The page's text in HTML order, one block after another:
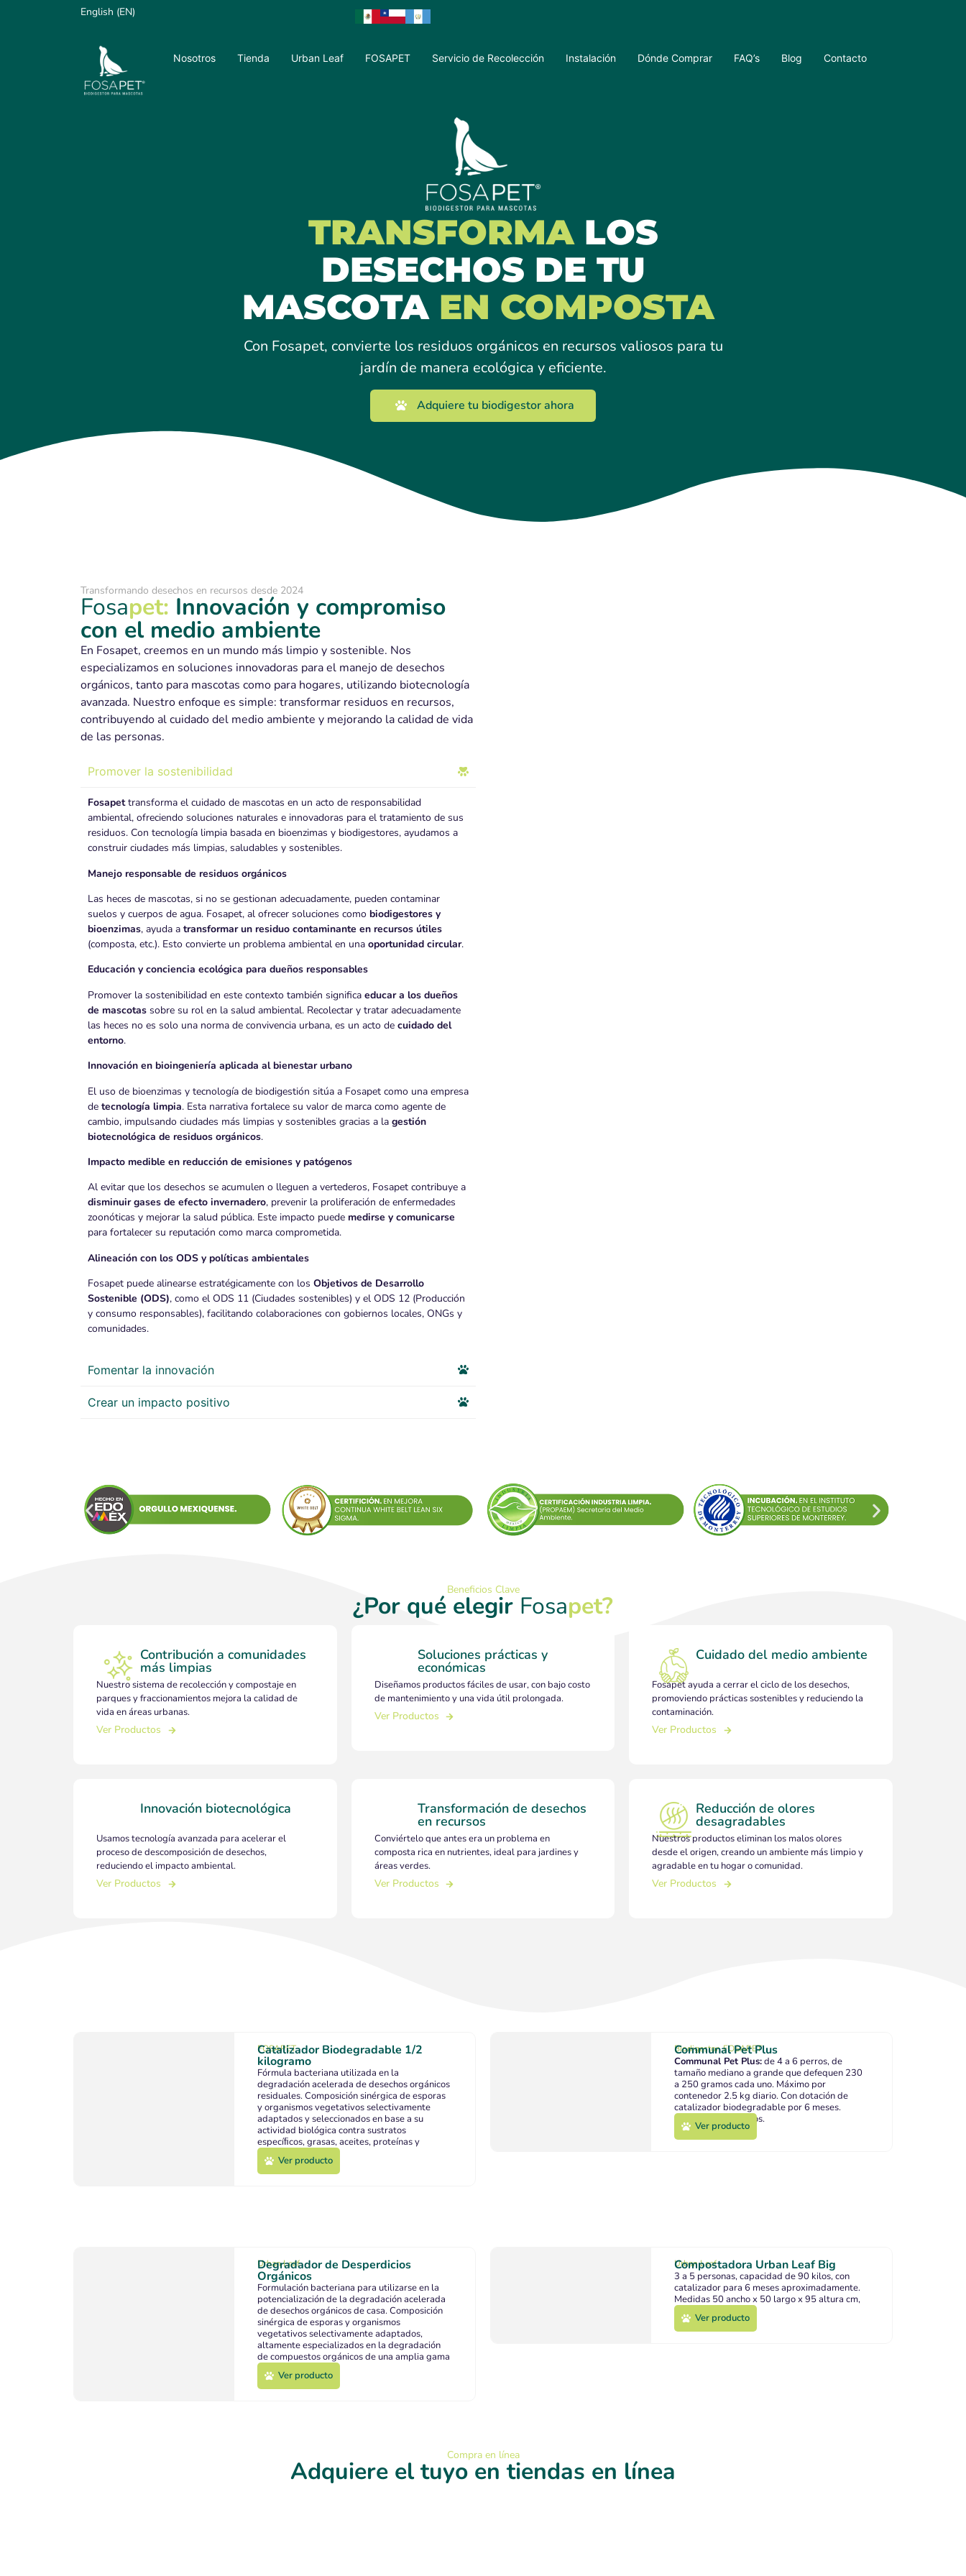
English (EN)
Nosotros Tienda Urban Leaf FOSAPET Servicio de Recolección Instalación Dónde Comprar FAQ’s Blog Contacto
TRANSFORMALOS
DESECHOS DE TU
MASCOTA EN COMPOSTA
Con Fosapet, convierte los residuos orgánicos en recursos valiosos para tu
jardín de manera ecológica y eficiente.
Adquiere tu biodigestor ahora
Transformando desechos en recursos desde 2024
Fosapet: Innovación y compromiso
con el medio ambiente
En Fosapet, creemos en un mundo más limpio y sostenible. Nos
especializamos en soluciones innovadoras para el manejo de desechos
orgánicos, tanto para mascotas como para hogares, utilizando biotecnología
avanzada. Nuestro enfoque es simple: transformar residuos en recursos,
contribuyendo al cuidado del medio ambiente y mejorando la calidad de vida
de las personas.
Promover la sostenibilidad
Fosapettransforma el cuidado de mascotas en un acto de responsabilidad
ambiental, ofreciendo soluciones naturales e innovadoras para el tratamiento de sus
residuos. Con tecnología limpia basada en bioenzimas y biodigestores, ayudamos a
construir ciudades más limpias, saludables y sostenibles.
Manejo responsable de residuos orgánicos
Las heces de mascotas, si no se gestionan adecuadamente, pueden contaminar
suelos y cuerpos de agua. Fosapet, al ofrecer soluciones como biodigestores y
bioenzimas, ayuda a transformar un residuo contaminante en recursos útiles
(composta, etc.). Esto convierte un problema ambiental en una oportunidad circular.
Educación y conciencia ecológica para dueños responsables
Promover la sostenibilidad en este contexto también significa educar a los dueños
de mascotas sobre su rol en la salud ambiental. Recolectar y tratar adecuadamente
las heces no es solo una norma de convivencia urbana, es un acto de cuidado del
entorno.
Innovación en bioingeniería aplicada al bienestar urbano
El uso de bioenzimas y tecnología de biodigestión sitúa a Fosapet como una empresa
de tecnología limpia. Esta narrativa fortalece su valor de marca como agente de
cambio, impulsando ciudades más limpias y sostenibles gracias a la gestión
biotecnológica de residuos orgánicos.
Impacto medible en reducción de emisiones y patógenos
Al evitar que los desechos se acumulen o lleguen a vertederos, Fosapet contribuye a
disminuir gases de efecto invernadero, prevenir la proliferación de enfermedades
zoonóticas y mejorar la salud pública. Este impacto puede medirse y comunicarse
para fortalecer su reputación como marca comprometida.
Alineación con los ODS y políticas ambientales
Fosapet puede alinearse estratégicamente con los Objetivos de Desarrollo
Sostenible (ODS), como el ODS 11 (Ciudades sostenibles) y el ODS 12 (Producción
y consumo responsables), facilitando colaboraciones con gobiernos locales, ONGs y
comunidades.
Fomentar la innovación
Crear un impacto positivo
Beneficios Clave
¿Por qué elegir Fosapet?
Contribución a comunidades
más limpias
Nuestro sistema de recolección y compostaje en
parques y fraccionamientos mejora la calidad de
vida en áreas urbanas.
Ver Productos
Soluciones prácticas y
económicas
Diseñamos productos fáciles de usar, con bajo costo
de mantenimiento y una vida útil prolongada.
Ver Productos
Cuidado del medio ambiente
Fosapet ayuda a cerrar el ciclo de los desechos,
promoviendo prácticas sostenibles y reduciendo la
contaminación.
Ver Productos
Innovación biotecnológica
Usamos tecnología avanzada para acelerar el
proceso de descomposición de desechos,
reduciendo el impacto ambiental.
Ver Productos
Transformación de desechos
en recursos
Conviértelo que antes era un problema en
composta rica en nutrientes, ideal para jardines y
áreas verdes.
Ver Productos
Reducción de olores
desagradables
Nuestros productos eliminan los malos olores
desde el origen, creando un ambiente más limpio y
agradable en tu hogar o comunidad.
Ver Productos
FOSAPET
Catalizador Biodegradable 1/2
kilogramo
Fórmula bacteriana utilizada en la
degradación acelerada de desechos orgánicos
residuales. Composición sinérgica de esporas
y organismos vegetativos selectivamente
adaptados y seleccionados en base a su
actividad biológica contra sustratos
especíﬁcos, grasas, aceites, proteínas y
carbohidratos.
Ver producto
Biodigestor,FOSAPET
Communal Pet Plus
Communal Pet Plus:de 4 a 6 perros, de
tamaño mediano a grande que defequen 230
a 250 gramos cada uno. Máximo por
contenedor 2.5 kg diario. Con dotación de
catalizador biodegradable por 6 meses.
Capacidad 130 litros.
Ver producto
Urban Leaf
Degradador de Desperdicios
Orgánicos
Formulación bacteriana para utilizarse en la
potencialización de la degradación acelerada
de desechos orgánicos de casa. Composición
sinérgica de esporas y organismos
vegetativos selectivamente adaptados,
altamente especializados en la degradación
de compuestos orgánicos de una amplia gama
de contaminantes.
Ver producto
Urban Leaf
Compostadora Urban Leaf Big
3 a 5 personas, capacidad de 90 kilos, con
catalizador para 6 meses aproximadamente.
Medidas 50 ancho x 50 largo x 95 altura cm,
peso 35 kilos.
Ver producto
Compra en línea
Adquiere el tuyo en tiendas en línea